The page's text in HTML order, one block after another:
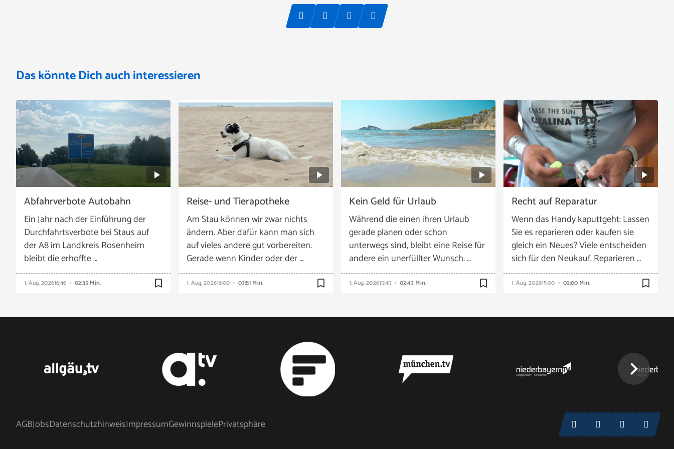
Das könnte Dich auch interessieren
Abfahrverbote Autobahn
Ein Jahr nach der Einführung der
Durchfahrtsverbote bei Staus auf
der A8 im Landkreis Rosenheim
bleibt die erhoffte …
1. Aug. 202616:46 02:35 Min. bookmark_border
Reise- und Tierapotheke
Am Stau können wir zwar nichts
ändern. Aber dafür kann man sich
auf vieles andere gut vorbereiten.
Gerade wenn Kinder oder der …
1. Aug. 202616:00 03:51 Min. bookmark_border
Kein Geld für Urlaub
Während die einen ihren Urlaub
gerade planen oder schon
unterwegs sind, bleibt eine Reise für
andere ein unerfüllter Wunsch. …
1. Aug. 202615:45 02:43 Min. bookmark_border
Recht auf Reparatur
Wenn das Handy kaputtgeht: Lassen
Sie es reparieren oder kaufen sie
gleich ein Neues? Viele entscheiden
sich für den Neukauf. Reparieren …
1. Aug. 202615:00 02:00 Min. bookmark_border
chevron_right
AGBJobsDatenschutzhinweisImpressumGewinnspielePrivatsphäre